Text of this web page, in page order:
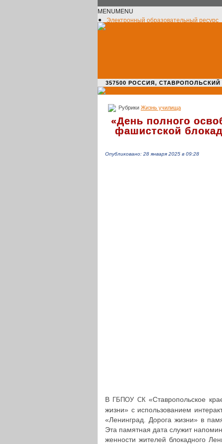
MENUMENU
Электронный образовательный ресурс
357500 РОССИЯ, СТАВРОПОЛЬСКИЙ
Рубрики Жизнь училища
«День полного
фашистской
Опубликовано: 28 января 2025 в 09:28
В ГБПОУ СК «Став­ро­поль­ское
жизни» с исполь­зо­ва­ни­ем
«Ленин­град. Дорога жизни» в
Эта памят­ная дата служит
жен­но­сти жителей бло­кад­но­го